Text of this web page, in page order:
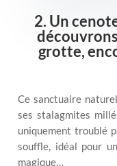
2. Un
grotte,
Ce sanctuaire
ses stalagmites
uniquement troublé
souffle, idéal pour
magique…